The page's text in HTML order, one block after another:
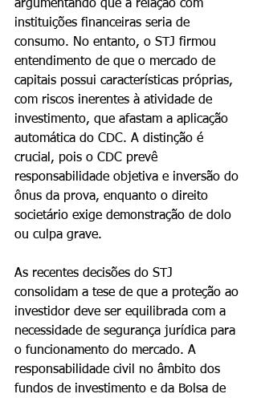
argumentando que a relação com
instituições financeiras seria de
consumo. No entanto, o STJ firmou
entendimento de que o mercado de
capitais possui características próprias,
com riscos inerentes à atividade de
investimento, que afastam a aplicação
automática do CDC. A distinção é
crucial, pois o CDC prevê
responsabilidade objetiva e inversão do
ônus da prova, enquanto o direito
societário exige demonstração de dolo
ou culpa grave.
As recentes decisões do STJ
consolidam a tese de que a proteção ao
investidor deve ser equilibrada com a
necessidade de segurança jurídica para
o funcionamento do mercado. A
responsabilidade civil no âmbito dos
fundos de investimento e da Bolsa de